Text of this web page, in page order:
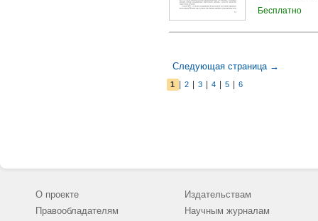
Бесплатно
Следующая страница →
1 2 3 4 5 6
О проекте
Правообладателям
Издательствам
Научным журналам